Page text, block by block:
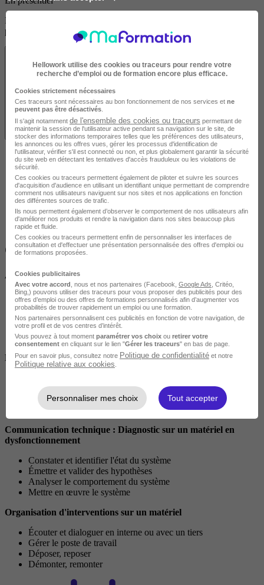
Découvrez les localités disponibles pour suivre cette formation en
présentiel.
Voir les localités
Objectifs
Analyse préparatoire à une intervention
Collecter les informations nécessaires à son intervention
Analyser les organisations fonctionnelle et structurelle d'un
système
Identifier une procédure, les besoins qui en résultent
Planifier et gérer des opérations
Réalisation d'interventions sur un matériel
Régler, calibrer, paramétrer
Réaliser les opérations de fabrication mécanique
Contrôler la qualité de son intervention
Communication technique : Diagnostic sur un matériel en
dysfonctionnement
Constater et identifier l'état du système
Émettre et valider des hypothèses
Analyser le comportement du système
Mettre en œuvre le système
Organisation d'interventions sur un matériel
Écouter et dialoguer en interne ou avec un tiers
Gérer le poste de travail
Déposer, reposer
Démonter, remonter
Hellowork utilise des cookies ou traceurs pour rendre votre
recherche d’emploi ou de formation encore plus efficace.
Cookies strictement nécessaires
Ces traceurs sont nécessaires au bon fonctionnement de nos services et ne
peuvent pas être désactivés
Il s'agit notamment de l'ensemble des cookies ou traceurs permettant de
maintenir la session de l'utilisateur active pendant sa navigation sur le site, de
stocker des informations temporaires telles que les préférences des utilisateurs,
les annonces ou les offres vues, gérer les processus d'identification de
l'utilisateur, vérifier s'il est connecté ou non, et plus globalement garantir la sécurité
du site web en détectant les tentatives d'accès frauduleux ou les violations de
sécurité.
Ces cookies ou traceurs permettent également de piloter et suivre les sources
d'acquisition d'audience en utilisant un identifiant unique permettant de comprendre
comment nos utilisateurs naviguent sur nos sites et nos applications en fonction
des différentes sources de trafic.
Ils nous permettent également d’observer le comportement de nos utilisateurs afin
d'améliorer nos produits et rendre la navigation dans nos sites beaucoup plus
rapide et fluide.
Ces cookies ou traceurs permettent enfin de personnaliser les interfaces de
consultation et d'effectuer une présentation personnalisée des offres d'emploi ou
de formations proposées.
Cookies publicitaires
Avec votre accord , nous et nos partenaires (Facebook, Google Ads , Critéo,
Bing,) pouvons utiliser des traceurs pour vous proposer des publicités pour des
offres d’emploi ou des offres de formations personnalisés afin d’augmenter vos
probabilités de trouver rapidement un emploi ou une formation.
Nos partenaires personnalisent ces publicités en fonction de votre navigation, de
votre profil et de vos centres d’intérêt.
Vous pouvez à tout moment paramétrer vos choix ou retirer votre
consentement en cliquant sur le lien "Gérer les traceurs" en bas de page.
Pour en savoir plus, consultez notre Politique de confidentialité et notre
Politique relative aux cookies
Personnaliser mes choix Tout accepter